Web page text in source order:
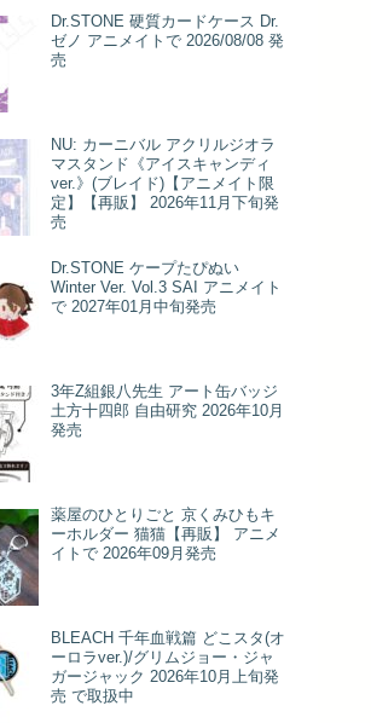
Dr.STONE 硬質カードケース Dr.
ゼノ アニメイトで 2026/08/08 発
売
NU: カーニバル アクリルジオラ
マスタンド《アイスキャンディ
ver.》(ブレイド)【アニメイト限
定】【再販】 2026年11月下旬発
売
Dr.STONE ケープたぴぬい
Winter Ver. Vol.3 SAI アニメイト
で 2027年01月中旬発売
3年Z組銀八先生 アート缶バッジ
土方十四郎 自由研究 2026年10月
発売
薬屋のひとりごと 京くみひもキ
ーホルダー 猫猫【再販】 アニメ
イトで 2026年09月発売
BLEACH 千年血戦篇 どこスタ(オ
ーロラver.)/グリムジョー・ジャ
ガージャック 2026年10月上旬発
売 で取扱中